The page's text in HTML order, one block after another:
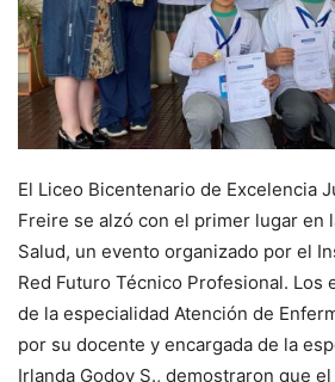
El Liceo Bicentenario de Excelencia
Freire se alzó con el primer lugar en
Salud, un evento organizado por el
Red Futuro Técnico Profesional. Los
de la especialidad Atención de
por su docente y encargada de la
Irlanda Godoy S., demostraron que